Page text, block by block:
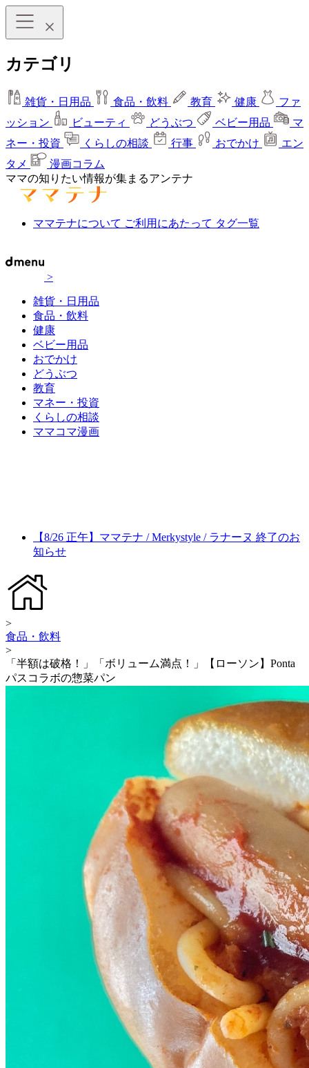
カテゴリ
雑貨・日用品 食品・飲料 教育 健康
ファ
ッション
ビューティ どうぶつ ベビー用品
マ
ネー・投資
くらしの相談 行事 おでかけ
エン
タメ
漫画コラム
ママの知りたい情報が集まるアンテナ
ママテナについて ご利用にあたって タグ一覧
>
雑貨・日用品
食品・飲料
健康
ベビー用品
おでかけ
どうぶつ
教育
マネー・投資
くらしの相談
ママコマ漫画
【8/26 正午】ママテナ / Merkystyle / ラナーヌ 終了のお
知らせ
>
食品・飲料
>
「半額は破格！」「ボリューム満点！」【ローソン】Ponta
パスコラボの惣菜パン